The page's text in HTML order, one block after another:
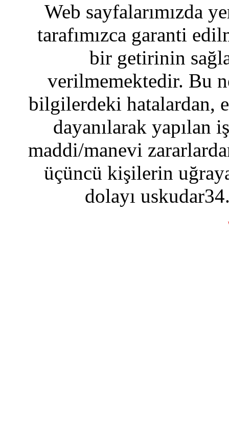
Web sayfalarımızda
tarafımızca garanti
bir getirinin
verilmemektedir. Bu
bilgilerdeki hatalardan,
dayanılarak yapılan
maddi/manevi
üçüncü kişilerin
dolayı